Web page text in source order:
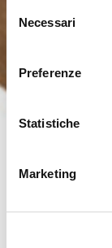
delNecessari
Preferenze
Statistiche
Marketing
International.